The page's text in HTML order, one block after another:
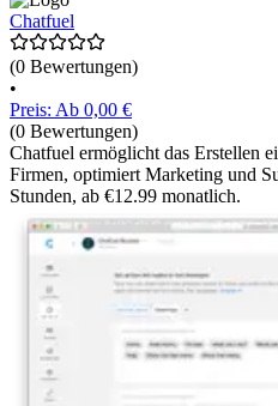
Chatfuel
(0 Bewertungen)
•
Preis: Ab 0,00 €
(0 Bewertungen)
Chatfuel ermöglicht das Erstellen
Firmen, optimiert Marketing und
Stunden, ab €12.99 monatlich.